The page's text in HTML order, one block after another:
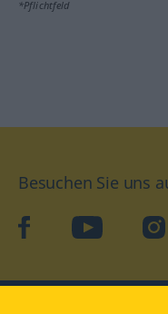
*Pflichtfeld
Besuchen Sie uns
facebookYouTube